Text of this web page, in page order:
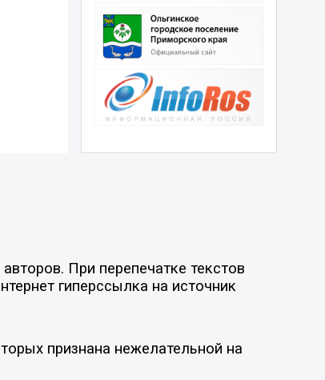
При перепечатке текстов
гиперссылка на источник
признана нежелательной на